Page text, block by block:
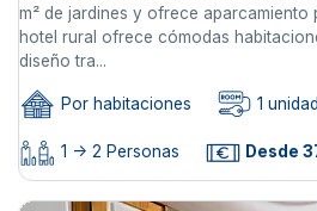
m² de jardines y ofrece aparcamiento
hotel rural ofrece cómodas
diseño tra...
Por habitaciones 1
1 -> 2 Personas Desde